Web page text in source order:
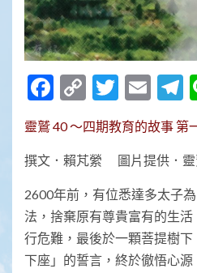
Facebook
Copy
Link
靈鷲 40 ～四期教育的故事 第
撰文．賴芃縈 圖片提供．靈
2600年前，有位悉達多太子
法，捨棄原有尊貴富有的生
行危難，最後於一顆菩提樹
下座」的誓言，終於徹悟心